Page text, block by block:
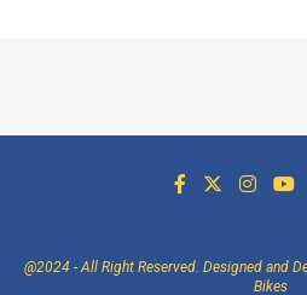
@2024 - All Right Reserved. Designed and
Bikes